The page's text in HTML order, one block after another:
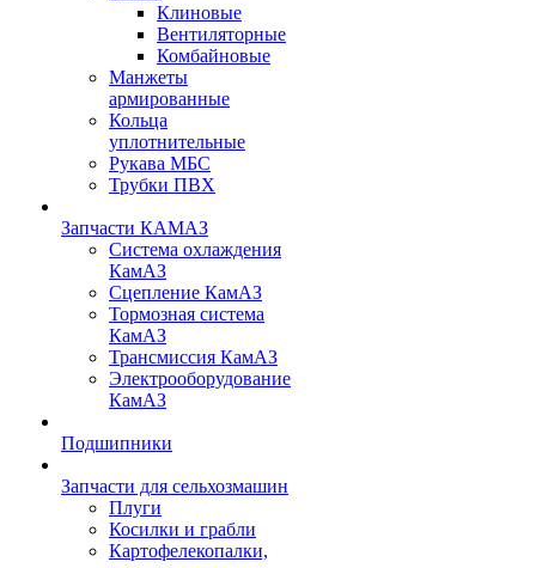
Клиновые
Вентиляторные
Комбайновые
Манжеты
армированные
Кольца
уплотнительные
Рукава МБС
Трубки ПВХ
Запчасти КАМАЗ
Система охлаждения
КамАЗ
Сцепление КамАЗ
Тормозная система
КамАЗ
Трансмиссия КамАЗ
Электрооборудование
КамАЗ
Подшипники
Запчасти для сельхозмашин
Плуги
Косилки и грабли
Картофелекопалки,